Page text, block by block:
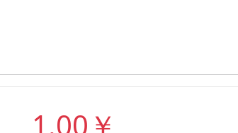
1.00￥